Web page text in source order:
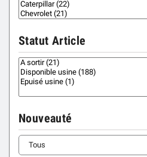
Statut Article
Nouveauté